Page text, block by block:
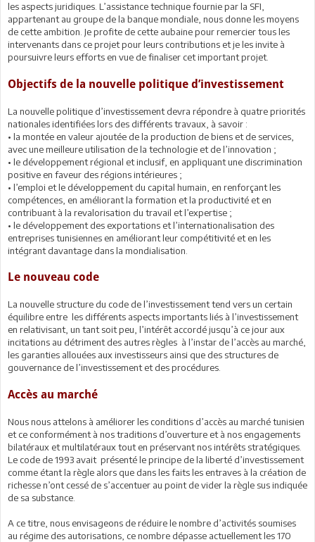
les aspects juridiques. L’assistance technique fournie par la SFI,
appartenant au groupe de la banque mondiale, nous donne les moyens
de cette ambition. Je profite de cette aubaine pour remercier tous les
intervenants dans ce projet pour leurs contributions et je les invite à
poursuivre leurs efforts en vue de finaliser cet important projet.
Objectifs de la nouvelle politique d’investissement
La nouvelle politique d’investissement devra répondre à quatre priorités
nationales identifiées lors des différents travaux, à savoir :
• la montée en valeur ajoutée de la production de biens et de services,
avec une meilleure utilisation de la technologie et de l’innovation ;
• le développement régional et inclusif, en appliquant une discrimination
positive en faveur des régions intérieures ;
• l’emploi et le développement du capital humain, en renforçant les
compétences, en améliorant la formation et la productivité et en
contribuant à la revalorisation du travail et l’expertise ;
• le développement des exportations et l’internationalisation des
entreprises tunisiennes en améliorant leur compétitivité et en les
intégrant davantage dans la mondialisation.
Le nouveau code
La nouvelle structure du code de l’investissement tend vers un certain
équilibre entre les différents aspects importants liés à l’investissement
en relativisant, un tant soit peu, l’intérêt accordé jusqu’à ce jour aux
incitations au détriment des autres règles à l’instar de l’accès au marché,
les garanties allouées aux investisseurs ainsi que des structures de
gouvernance de l’investissement et des procédures.
Accès au marché
Nous nous attelons à améliorer les conditions d’accès au marché tunisien
et ce conformément à nos traditions d’ouverture et à nos engagements
bilatéraux et multilatéraux tout en préservant nos intérêts stratégiques.
Le code de 1993 avait présenté le principe de la liberté d’investissement
comme étant la règle alors que dans les faits les entraves à la création de
richesse n’ont cessé de s’accentuer au point de vider la règle sus indiquée
de sa substance.
A ce titre, nous envisageons de réduire le nombre d’activités soumises
au régime des autorisations, ce nombre dépasse actuellement les 170